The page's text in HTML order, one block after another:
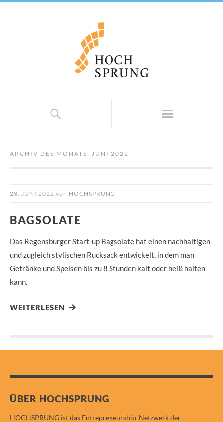
ARCHIV DES MONATS: JUNI 2022
28. JUNI 2022 von HOCHSPRUNG
BAGSOLATE
Das Regensburger Start-up Bagsolate hat einen nachhaltigen
und zugleich stylischen Rucksack entwickelt, in dem man
Getränke und Speisen bis zu 8 Stunden kalt oder heiß halten
kann.
WEITERLESEN
ÜBER HOCHSPRUNG
HOCHSPRUNG ist das Entrepreneurship-Netzwerk der